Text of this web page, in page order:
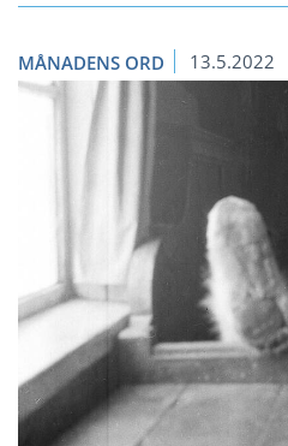
MÅNADENS ORD 13.5.2022